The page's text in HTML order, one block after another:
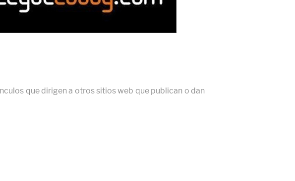
que dirigen a otros sitios web que publican o dan